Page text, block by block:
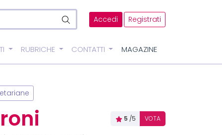
Accedi Registrati
RUBRICHE CONTATTI MAGAZINE
5 /5 VOTA